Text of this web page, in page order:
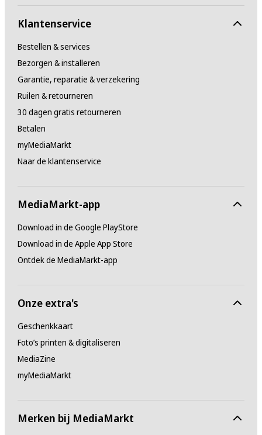
Klantenservice
Bestellen & services
Bezorgen & installeren
Garantie, reparatie & verzekering
Ruilen & retourneren
30 dagen gratis retourneren
Betalen
myMediaMarkt
Naar de klantenservice
MediaMarkt-app
Download in de Google PlayStore
Download in de Apple App Store
Ontdek de MediaMarkt-app
Onze extra's
Geschenkkaart
Foto’s printen & digitaliseren
MediaZine
myMediaMarkt
Merken bij MediaMarkt